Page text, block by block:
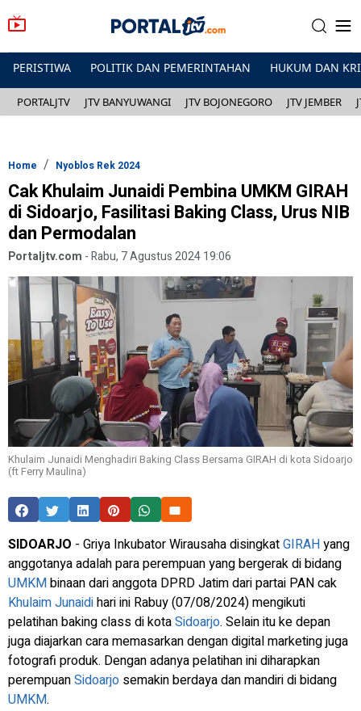
PERISTIWA POLITIK DAN PEMERINTAHAN HUKUM DAN
PORTALJTV JTV BANYUWANGI JTV BOJONEGORO JTV JEMBER
Home Nyoblos Rek 2024
Cak Khulaim Junaidi Pembina UMKM GIRAH
di Sidoarjo, Fasilitasi Baking Class, Urus NIB
dan Permodalan
Portaljtv.com -Rabu, 7 Agustus 2024 19:06
Khulaim Junaidi Menghadiri Baking Class Bersama GIRAH di kota Sidoarjo
(ft Ferry Maulina)
SIDOARJO - Griya Inkubator Wirausaha disingkatGIRAHyang
anggotanya adalah para perempuan yang bergerak di bidang
UMKMbinaan dari anggota DPRD Jatim dari partai PAN cak
Khulaim Junaidihari ini Rabuy (07/08/2024) mengikuti
pelatihan baking class di kotaSidoarjo. Selain itu ke depan
juga diajarkan cara memasarkan dengan digital marketing juga
fotografi produk. Dengan adanya pelatihan ini diharapkan
perempuanSidoarjo semakin berdaya dan mandiri di bidang
UMKM.